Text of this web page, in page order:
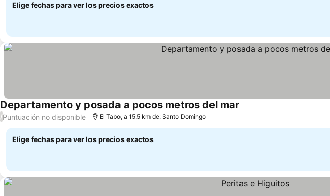
Elige fechas para ver los precios exactos
Departamento y posada a pocos metros del mar
/Puntuación no disponible El Tabo, a 15.5 km de: Santo Domingo
Elige fechas para ver los precios exactos